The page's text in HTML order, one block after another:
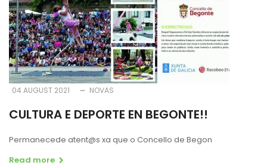
04 AUGUST 2021 NOVAS
CULTURA E DEPORTE EN BEGONTE!!
Permanecede atent@s xa que o Concello de Begon
Read more